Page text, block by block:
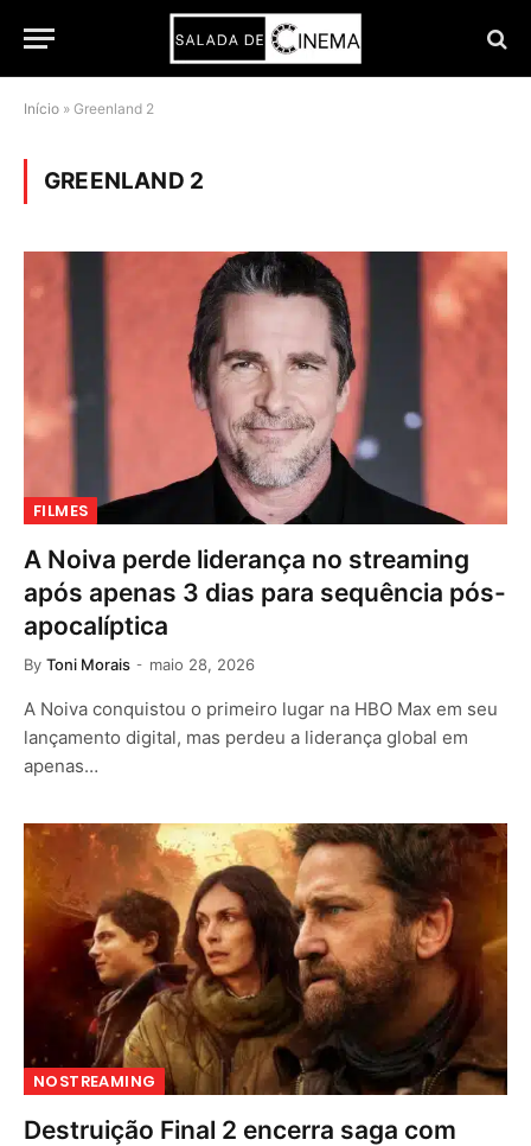
Início » Greenland 2
GREENLAND 2
FILMES
A Noiva perde liderança no streaming
após apenas 3 dias para sequência pós-
apocalíptica
By Toni Morais maio 28, 2026
A Noiva conquistou o primeiro lugar na HBO Max em seu
lançamento digital, mas perdeu a liderança global em
apenas…
NOSTREAMING
Destruição Final 2 encerra saga com